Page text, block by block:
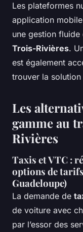
Les plateformes
application
une gestion fluide
Trois-Rivières.
est également
trouver la
Les
gamme au
Rivières
Taxis et VTC :
options de
Guadeloupe)
La demande de
de voiture avec
par l’essor des